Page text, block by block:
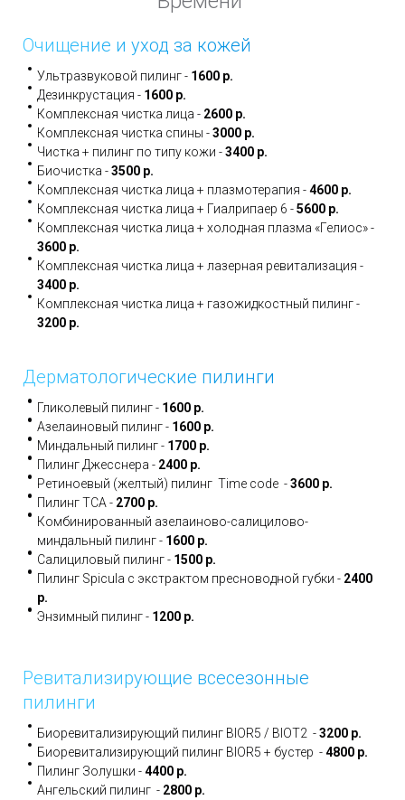
Очищение и уход за кожей
Ультразвуковой пилинг - 1600 р.
Дезинкрустация - 1600 р.
Комплексная чистка лица - 2600 р.
Комплексная чистка спины -3000 р.
Чистка + пилинг по типу кожи -3400 р.
Биочистка -3500 р.
Комплексная чистка лица + плазмотерапия -4600 р.
Комплексная чистка лица + Гиалрипаер 6 -5600 р.
Комплексная чистка лица + холодная плазма «Гелиос» -
3600 р.
Комплексная чистка лица + лазерная ревитализация -
3400 р.
Комплексная чистка лица + газожидкостный пилинг -
3200 р.
Дерматологические пилинги
Гликолевый пилинг - 1600 р.
Азелаиновый пилинг - 1600 р.
Миндальный пилинг - 1700 р.
Пилинг Джесснера - 2400 р.
Ретиноевый (желтый) пилинг Time code -3600 р.
Пилинг TCA - 2700 р.
Комбинированный азелаиново-салицилово-
миндальный пилинг - 1600 р.
Салициловый пилинг - 1500 р.
Пилинг Spicula с экстрактом пресноводной губки - 2400
р.
Энзимный пилинг - 1200 р.
Ревитализирующие всесезонные
пилинги
Биоревитализирующий пилинг BIOR5 / BIOT2 -3200 р.
Биоревитализирующий пилинг BIOR5 + бустер -4800 р.
Пилинг Золушки -4400 р.
Ангельский пилинг - 2800 р.